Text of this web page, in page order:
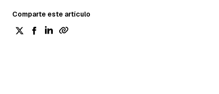
Comparte este artículo